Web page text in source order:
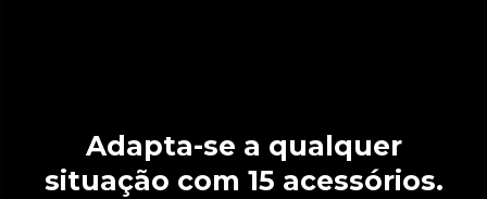
Adapta-se a qualquer
situação com 15 acessórios.